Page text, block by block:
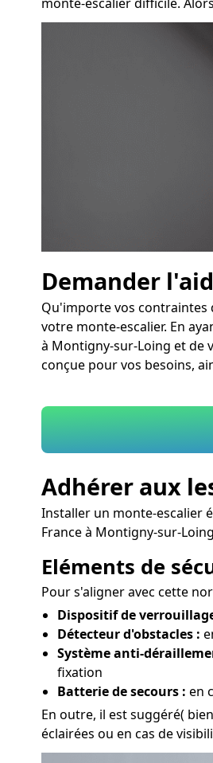
Demander
Qu'importe vos contraintes
votre monte-escalier. En
à Montigny-sur-Loing et de
conçue pour vos besoins,
Adhérer aux
Installer un monte-escalier
France à Montigny-sur-
Eléments de
Pour s'aligner avec cette
Dispositif de
Détecteur d'obstacles :
Système anti-
fixation
Batterie de secours : en
En outre, il est suggéré(
éclairées ou en cas de